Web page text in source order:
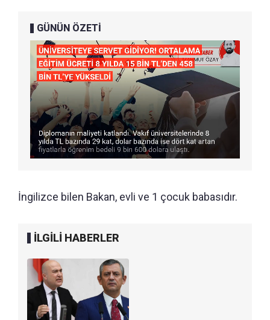
GÜNÜN ÖZETİ
İngilizce bilen Bakan, evli ve 1 çocuk babasıdır.
İLGİLİ HABERLER